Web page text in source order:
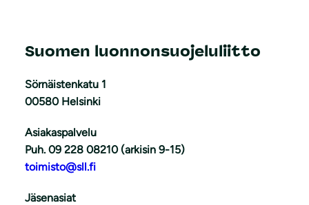
Suomen luonnonsuojeluliitto
Sörnäistenkatu 1
00580 Helsinki
Asiakaspalvelu
Puh. 09 228 08210 (arkisin 9-15)
toimisto@sll.fi
Jäsenasiat